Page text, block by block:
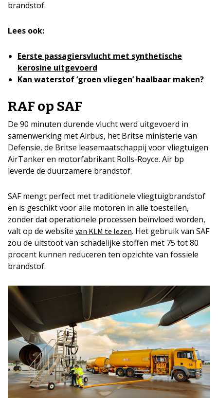
brandstof.
Lees ook:
Eerste passagiersvlucht met synthetische
kerosine uitgevoerd
Kan waterstof ‘groen vliegen’ haalbaar maken?
RAF op SAF
De 90 minuten durende vlucht werd uitgevoerd in
samenwerking met Airbus, het Britse ministerie van
Defensie, de Britse leasemaatschappij voor vliegtuigen
AirTanker en motorfabrikant Rolls-Royce. Air bp
leverde de duurzamere brandstof.
SAF mengt perfect met traditionele vliegtuigbrandstof
en is geschikt voor alle motoren in alle toestellen,
zonder dat operationele processen beïnvloed worden,
valt op de website van KLM te lezen. Het gebruik van SAF
zou de uitstoot van schadelijke stoffen met 75 tot 80
procent kunnen reduceren ten opzichte van fossiele
brandstof.